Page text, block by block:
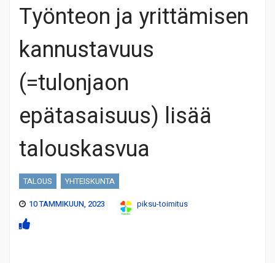
Työnteon ja yrittämisen
kannustavuus
(=tulonjaon
epätasaisuus) lisää
talouskasvua
TALOUS
YHTEISKUNTA
10 TAMMIKUUN, 2023
piksu-toimitus